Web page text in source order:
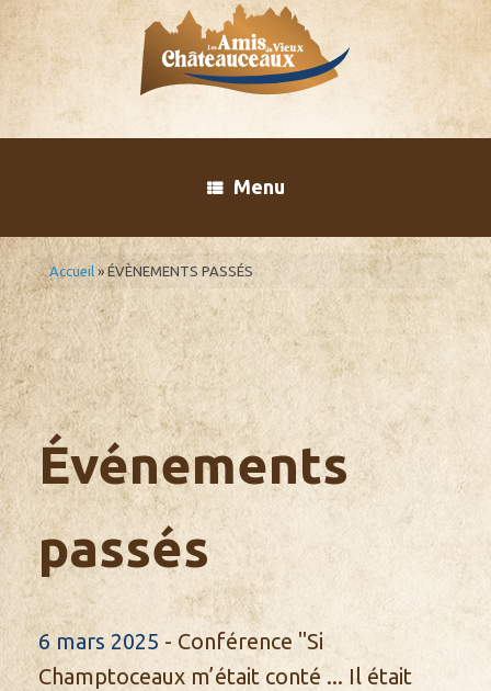
Skip
to
content
Menu
Accueil »ÉVÈNEMENTS PASSÉS
Événements
passés
6 mars 2025 - Conférence "Si
Champtoceaux m’était conté ... Il était